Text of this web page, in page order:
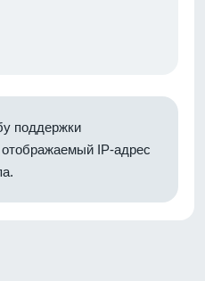
поддержки
отображаемый IP-адрес